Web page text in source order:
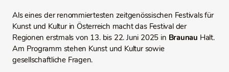
Als eines der renommiertesten zeitgenössischen Festivals für
Kunst und Kultur in Österreich macht das Festival der
Regionen erstmals von 13. bis 22. Juni 2025 in Braunau Halt.
Am Programm stehen Kunst und Kultur sowie
gesellschaftliche Fragen.